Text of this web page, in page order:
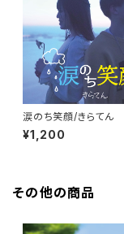
涙のち笑顔/きらてん
¥1,200
その他の商品